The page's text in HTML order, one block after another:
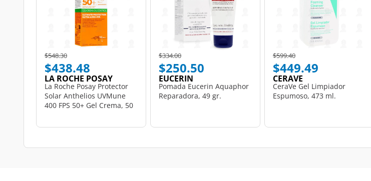
Price reduced from
$548.30to
$438.48
LA ROCHE POSAY
La Roche Posay Protector
Solar Anthelios UVMune
400 FPS 50+ Gel Crema, 50
Price reduced from
$334.00to
$250.50
EUCERIN
Pomada Eucerin Aquaphor
Reparadora, 49 gr.
Price reduced from
$599.40to
$449.49
CERAVE
CeraVe Gel Limpiador
Espumoso, 473 ml.